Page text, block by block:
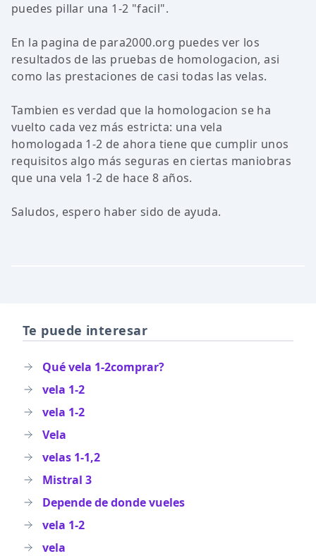
puedes pillar una 1-2 "facil".
En la pagina de para2000.org puedes ver los
resultados de las pruebas de homologacion, asi
como las prestaciones de casi todas las velas.
Tambien es verdad que la homologacion se ha
vuelto cada vez más estricta: una vela
homologada 1-2 de ahora tiene que cumplir unos
requisitos algo más seguras en ciertas maniobras
que una vela 1-2 de hace 8 años.
Saludos, espero haber sido de ayuda.
Te puede interesar
Qué vela 1-2comprar?
vela 1-2
vela 1-2
Vela
velas 1-1,2
Mistral 3
Depende de donde vueles
vela 1-2
vela